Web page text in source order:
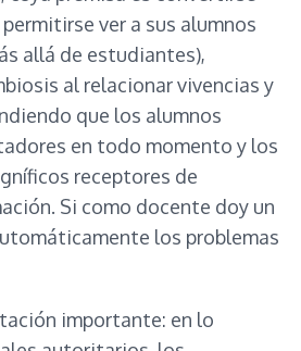
ver a sus alumnos
allá de estudiantes),
al relacionar vivencias y
que los alumnos
en todo momento y los
receptores de
Si como docente doy un
los problemas
importante: en lo